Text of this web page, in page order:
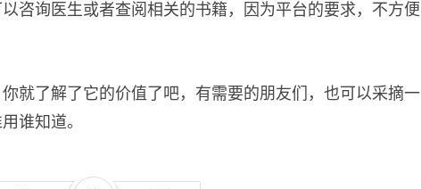
咨询医生或者查阅相关的书籍，因为平台的要求，不方便
就了解了它的价值了吧，有需要的朋友们，也可以采摘一
谁知道。